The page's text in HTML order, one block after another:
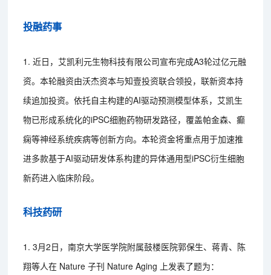
投融药事
1. 近日，艾凯利元生物科技有限公司宣布完成A3轮过亿元融
资。本轮融资由沃杰资本与知壹投资联合领投，联新资本持
续追加投资。依托自主构建的AI驱动预测模型体系，艾凯生
物已形成系统化的iPSC细胞药物研发路径，覆盖帕金森、癫
痫等神经系统疾病等创新方向。本轮资金将重点用于加速推
进多款基于AI驱动研发体系构建的异体通用型iPSC衍生细胞
新药进入临床阶段。
科技药研
1. 3月2日，南京大学医学院附属鼓楼医院郭保生、蒋青、陈
翔等人在 Nature 子刊 Nature Aging 上发表了题为：